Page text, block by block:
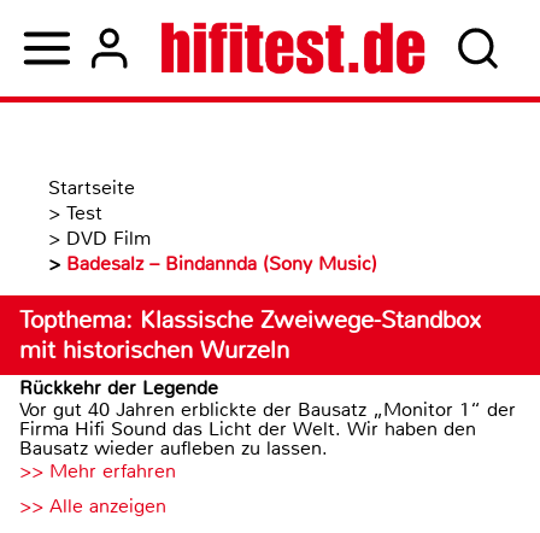
Startseite
> Test
> DVD Film
> Badesalz – Bindannda (Sony Music)
Topthema: Klassische Zweiwege-Standbox
mit historischen Wurzeln
Rückkehr der Legende
Vor gut 40 Jahren erblickte der Bausatz „Monitor 1“ der
Firma Hifi Sound das Licht der Welt. Wir haben den
Bausatz wieder aufleben zu lassen.
>> Mehr erfahren
>> Alle anzeigen